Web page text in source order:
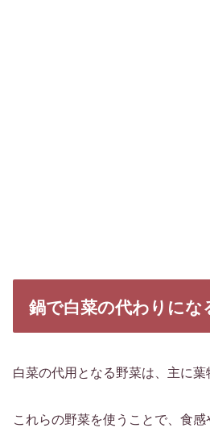
鍋で白菜の代わりにな
白菜の代用となる野菜は、主に葉
これらの野菜を使うことで、食感